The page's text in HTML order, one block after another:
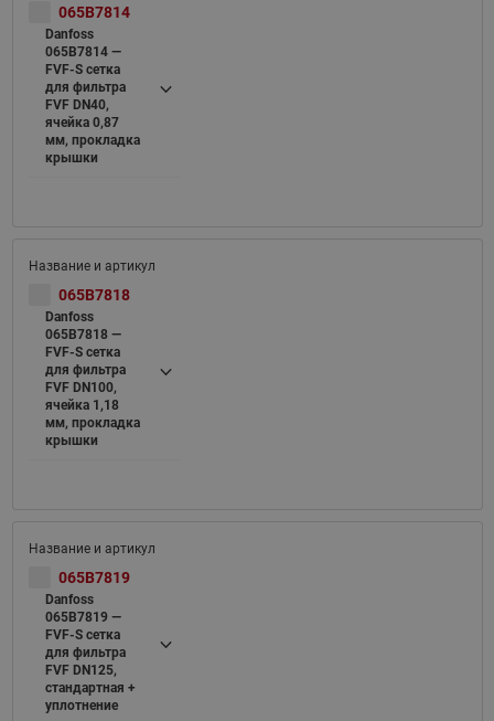
065B7814
Danfoss
065B7814 —
FVF-S cетка
для фильтра
FVF DN40,
ячейка 0,87
мм, прокладка
крышки
065B7818
Danfoss
065B7818 —
FVF-S cетка
для фильтра
FVF DN100,
ячейка 1,18
мм, прокладка
крышки
065B7819
Danfoss
065B7819 —
FVF-S cетка
для фильтра
FVF DN125,
стандартная +
уплотнение